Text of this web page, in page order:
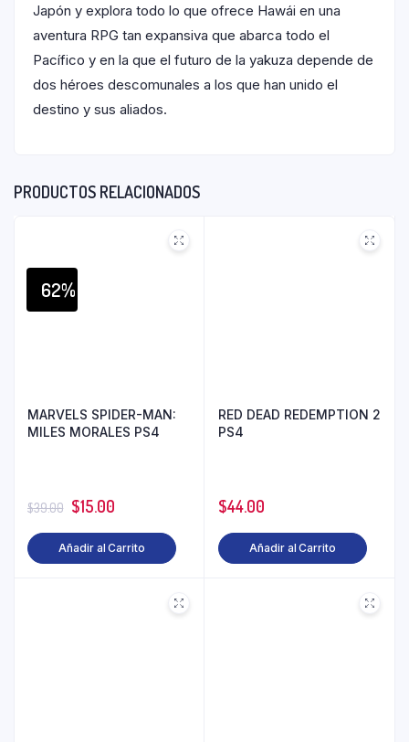
Japón y explora todo lo que ofrece Hawái en una
aventura RPG tan expansiva que abarca todo el
Pacífico y en la que el futuro de la yakuza depende de
dos héroes descomunales a los que han unido el
destino y sus aliados.
PRODUCTOS RELACIONADOS
62%
MARVELS SPIDER-MAN:
MILES MORALES PS4
$39.00 $15.00
Añadir al Carrito
RED DEAD REDEMPTION 2
PS4
$44.00
Añadir al Carrito